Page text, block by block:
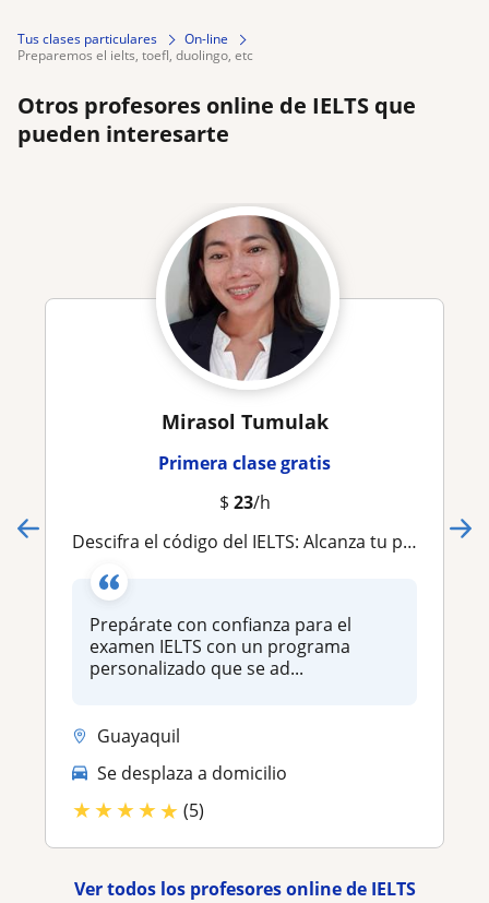
Tus clases particulares
On-line
preparemos el ielts, toefl, duolingo, etc
Otros profesores online de IELTS que
pueden interesarte
Mirasol Tumulak
Primera clase gratis
$ 23/h
Descifra el código del IELTS: Alcanza tu puntuación objetivo con coaching experto y preparación personalizada
Prepárate con confianza para el
examen IELTS con un programa
personalizado que se ad...
Guayaquil
Se desplaza a domicilio
★★★★★ (5)
Ver todos los profesores online de IELTS